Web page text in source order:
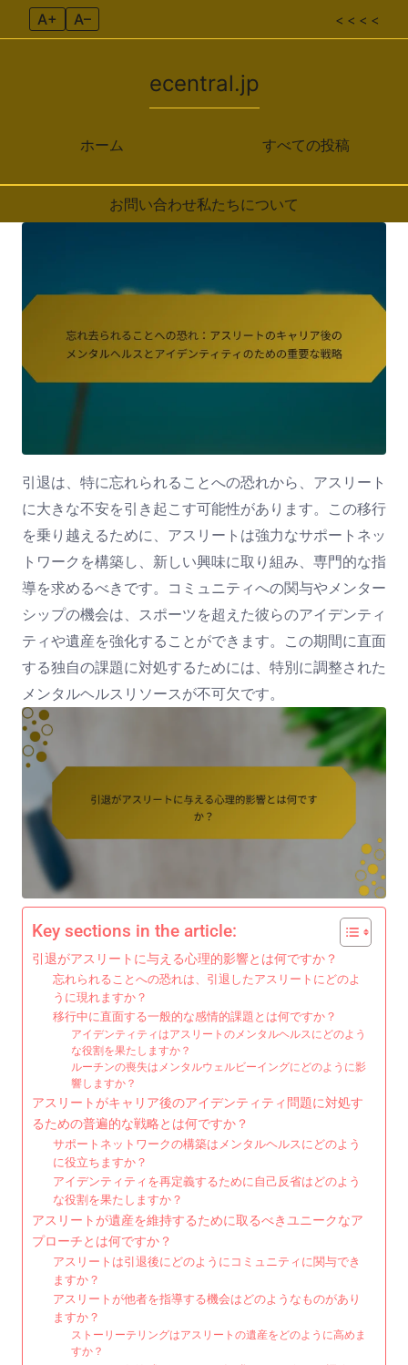
A+ A– < < < <
ホーム
ecentral.jp
すべての投稿
お問い合わせ私たちについて
引退は、特に忘れられることへの恐れから、アスリート
に大きな不安を引き起こす可能性があります。この移行
を乗り越えるために、アスリートは強力なサポートネッ
トワークを構築し、新しい興味に取り組み、専門的な指
導を求めるべきです。コミュニティへの関与やメンター
シップの機会は、スポーツを超えた彼らのアイデンティ
ティや遺産を強化することができます。この期間に直面
する独自の課題に対処するためには、特別に調整された
メンタルヘルスリソースが不可欠です。
Key sections in the article:
引退がアスリートに与える心理的影響とは何ですか？
忘れられることへの恐れは、引退したアスリートにどのよ
うに現れますか？
移行中に直面する一般的な感情的課題とは何ですか？
アイデンティティはアスリートのメンタルヘルスにどのよう
な役割を果たしますか？
ルーチンの喪失はメンタルウェルビーイングにどのように影
響しますか？
アスリートがキャリア後のアイデンティティ問題に対処す
るための普遍的な戦略とは何ですか？
サポートネットワークの構築はメンタルヘルスにどのよう
に役立ちますか？
アイデンティティを再定義するために自己反省はどのよう
な役割を果たしますか？
アスリートが遺産を維持するために取るべきユニークなア
プローチとは何ですか？
アスリートは引退後にどのようにコミュニティに関与でき
ますか？
アスリートが他者を指導する機会はどのようなものがあり
ますか？
ストーリーテリングはアスリートの遺産をどのように高めま
すか？